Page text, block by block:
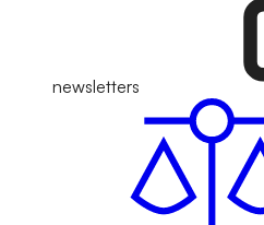
newsletters